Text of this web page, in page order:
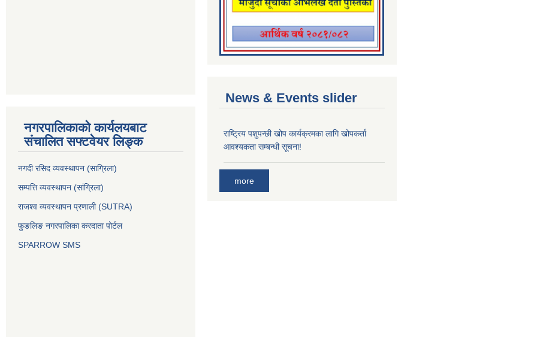
नगरपालिकाको कार्यलयबाट
संचालित सफ्टवेयर लिङ्क
नगदी रसिद व्यवस्थापन (साग्रिला)
सम्पत्ति व्यवस्थापन (सांग्रिला)
राजश्व व्यवस्थापन प्रणाली (SUTRA)
फुङलिङ नगरपालिका करदाता पोर्टल
SPARROW SMS
News & Events slider
राष्ट्रिय पशुपन्छी खोप कार्यक्रमका लागि खोपकर्ता
आवश्यकता सम्बन्धी सूचना!
more